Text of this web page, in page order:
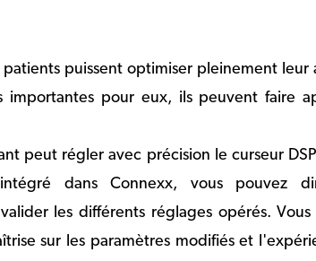
puissent optimiser pleinement leur
importantes pour eux, ils peuvent faire
peut régler avec précision le curseur
dans Connexx, vous pouvez
les différents réglages opérés. Vous
sur les paramètres modifiés et